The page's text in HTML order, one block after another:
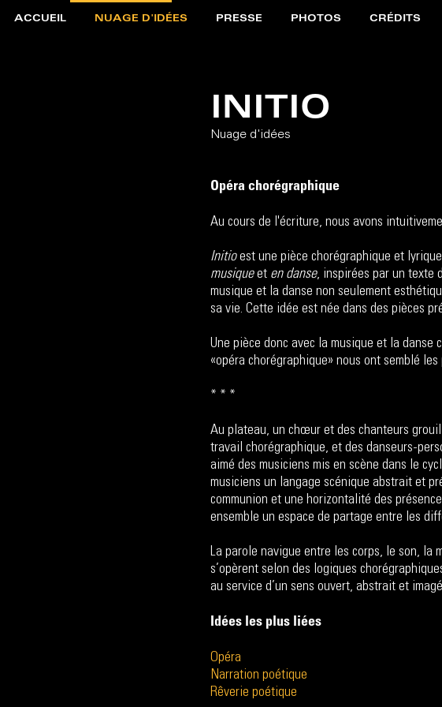
ACCUEIL NUAGE D'IDÉES PRESSE PHOTOS CRÉDITS
INITIO
Nuage d'idées
Opéra chorégraphique
Au cours de l'écriture, nous avons
Initioest une pièce chorégraphique et
musiqueet en danse, inspirées par un texte
musique et la danse non seulement
sa vie. Cette idée est née dans des pièces
Une pièce donc avec la musique et la danse
«opéra chorégraphique» nous ont semblé les
* * *
Au plateau, un chœur et des chanteurs
travail chorégraphique, et des danseurs-
aimé des musiciens mis en scène dans le
musiciens un langage scénique abstrait et
communion et une horizontalité des
ensemble un espace de partage entre les
La parole navigue entre les corps, le son, la
s’opèrent selon des logiques
au service d’un sens ouvert, abstrait et
Idées les plus liées
Opéra
Narration poétique
Rêverie poétique